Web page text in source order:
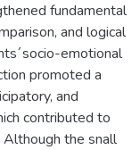
fundamental
and logical
emotional
promoted a
and
contributed to
Although the snall